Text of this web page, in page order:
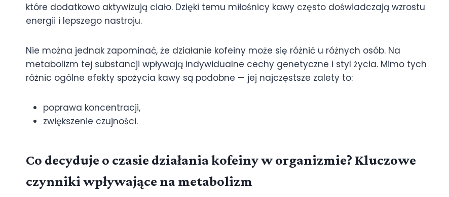
które dodatkowo aktywizują ciało. Dzięki temu miłośnicy kawy często doświadczają wzrostu
energii i lepszego nastroju.
Nie można jednak zapominać, że działanie kofeiny może się różnić u różnych osób. Na
metabolizm tej substancji wpływają indywidualne cechy genetyczne i styl życia. Mimo tych
różnic ogólne efekty spożycia kawy są podobne — jej najczęstsze zalety to:
poprawa koncentracji,
zwiększenie czujności.
Co decyduje o czasie działania kofeiny w organizmie? Kluczowe
czynniki wpływające na metabolizm